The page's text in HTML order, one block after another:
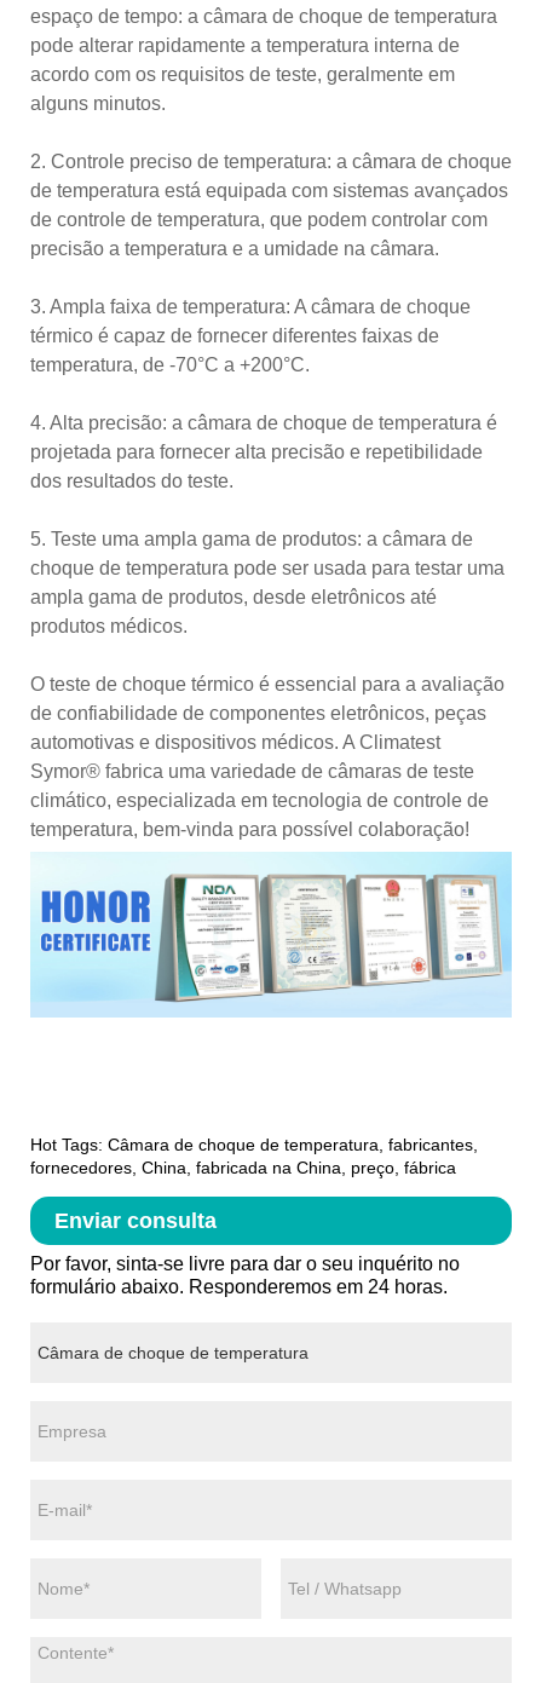
espaço de tempo: a câmara de choque de temperatura
pode alterar rapidamente a temperatura interna de
acordo com os requisitos de teste, geralmente em
alguns minutos.
2. Controle preciso de temperatura: a câmara de choque
de temperatura está equipada com sistemas avançados
de controle de temperatura, que podem controlar com
precisão a temperatura e a umidade na câmara.
3. Ampla faixa de temperatura: A câmara de choque
térmico é capaz de fornecer diferentes faixas de
temperatura, de -70°C a +200°C.
4. Alta precisão: a câmara de choque de temperatura é
projetada para fornecer alta precisão e repetibilidade
dos resultados do teste.
5. Teste uma ampla gama de produtos: a câmara de
choque de temperatura pode ser usada para testar uma
ampla gama de produtos, desde eletrônicos até
produtos médicos.
O teste de choque térmico é essencial para a avaliação
de confiabilidade de componentes eletrônicos, peças
automotivas e dispositivos médicos. A Climatest
Symor® fabrica uma variedade de câmaras de teste
climático, especializada em tecnologia de controle de
temperatura, bem-vinda para possível colaboração!
Hot Tags: Câmara de choque de temperatura, fabricantes,
fornecedores, China, fabricada na China, preço, fábrica
Enviar consulta
Por favor, sinta-se livre para dar o seu inquérito no
formulário abaixo. Responderemos em 24 horas.